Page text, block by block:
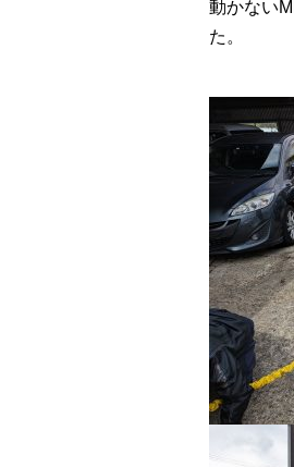
動かない
た。